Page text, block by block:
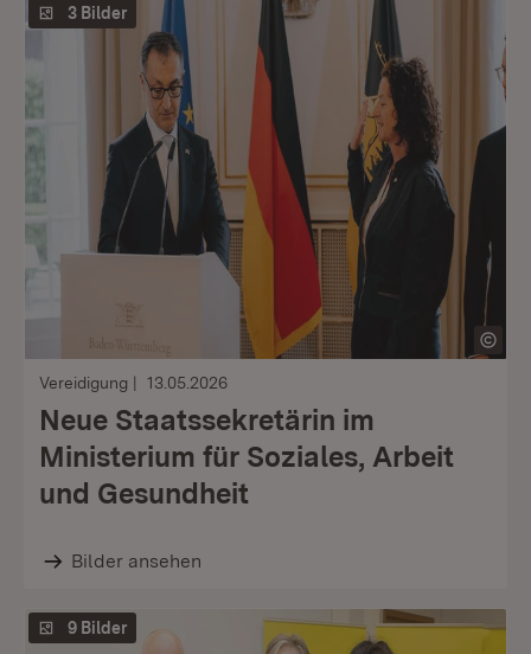
3 Bilder
Vereidigung 13.05.2026
Neue Staatssekretärin im
Ministerium für Soziales, Arbeit
und Gesundheit
Bilder ansehen
9 Bilder